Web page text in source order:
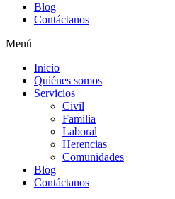
Blog
Contáctanos
Menú
Inicio
Quiénes somos
Servicios
Civil
Familia
Laboral
Herencias
Comunidades
Blog
Contáctanos